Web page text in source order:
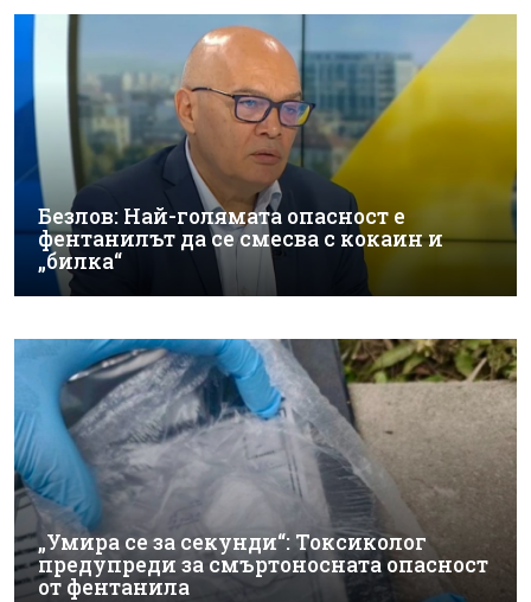
Безлов: Най-голямата опасност е
фентанилът да се смесва с кокаин и
„билка“
„Умира се за секунди“: Токсиколог
предупреди за смъртоносната опасност
от фентанила